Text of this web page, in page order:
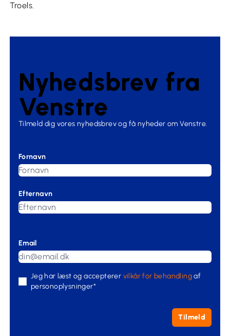
Troels.
Nyhedsbrev fra
Venstre
Tilmeld dig vores nyhedsbrev og få nyheder om Venstre.
Fornavn
Efternavn
Email
Jeg har læst og accepterer vilkår for behandlingaf
personoplysninger*
Tilmeld